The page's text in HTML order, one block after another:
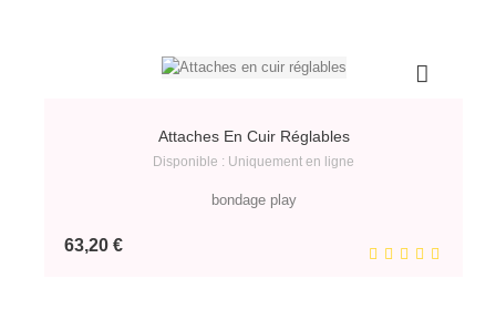
Attaches En Cuir Réglables
Disponible : Uniquement en ligne
bondage play
63,20 €Prix